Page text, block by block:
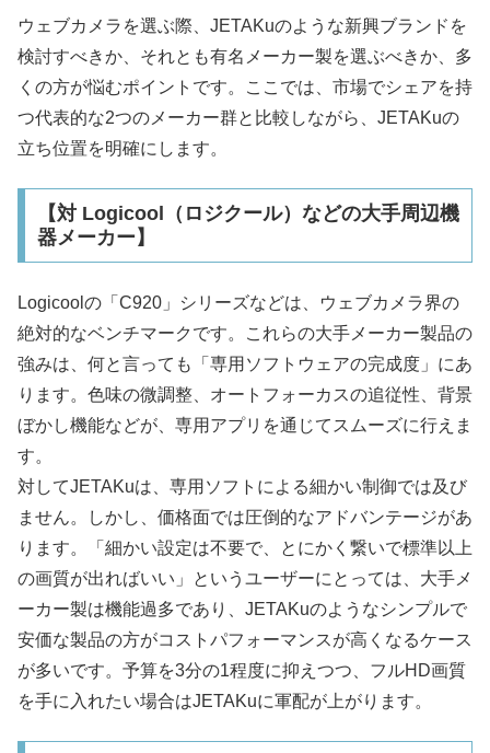
ウェブカメラを選ぶ際、JETAKuのような新興ブランドを
検討すべきか、それとも有名メーカー製を選ぶべきか、多
くの方が悩むポイントです。ここでは、市場でシェアを持
つ代表的な2つのメーカー群と比較しながら、JETAKuの
立ち位置を明確にします。
【対 Logicool（ロジクール）などの大手周辺機
器メーカー】
Logicoolの「C920」シリーズなどは、ウェブカメラ界の
絶対的なベンチマークです。これらの大手メーカー製品の
強みは、何と言っても「専用ソフトウェアの完成度」にあ
ります。色味の微調整、オートフォーカスの追従性、背景
ぼかし機能などが、専用アプリを通じてスムーズに行えま
す。
対してJETAKuは、専用ソフトによる細かい制御では及び
ません。しかし、価格面では圧倒的なアドバンテージがあ
ります。「細かい設定は不要で、とにかく繋いで標準以上
の画質が出ればいい」というユーザーにとっては、大手メ
ーカー製は機能過多であり、JETAKuのようなシンプルで
安価な製品の方がコストパフォーマンスが高くなるケース
が多いです。予算を3分の1程度に抑えつつ、フルHD画質
を手に入れたい場合はJETAKuに軍配が上がります。